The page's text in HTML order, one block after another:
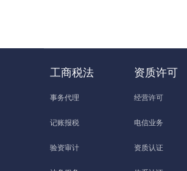
工商税法
事务代理
记账报税
验资审计
资质许可
经营许可
电信业务
资质认证